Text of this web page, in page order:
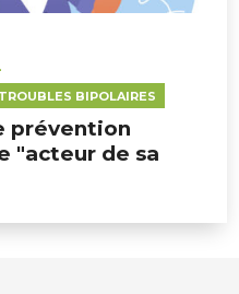
BIPOLAIRES
prévention
"acteur de sa